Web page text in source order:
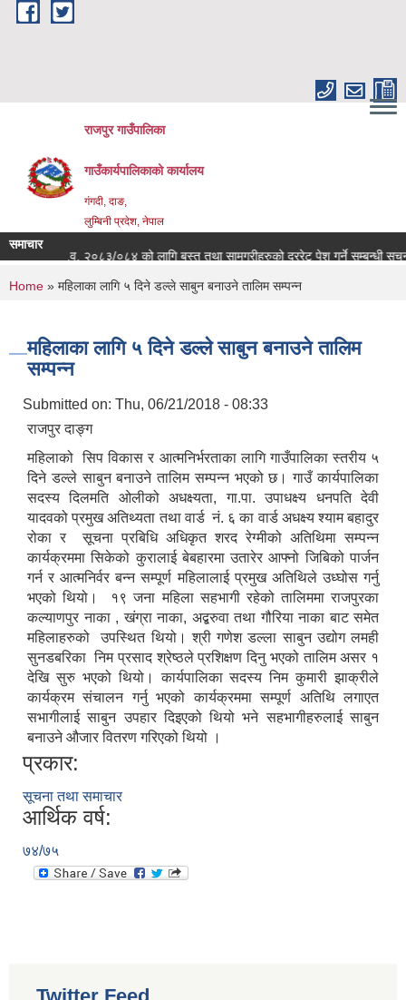
Skip to main content
राजपुर गाउँपालिका
गाउँकार्यपालिकाको कार्यालय
गंगदी, दाङ,
लुम्बिनी प्रदेश, नेपाल
समाचार
आ.व. २०८३/०८४ को लागि बस्तु तथा सामग्रीहरुको दररेट पेश गर्ने सम्बन्धी
You are here
Home » महिलाका लागि ५ दिने डल्ले साबुन बनाउने तालिम सम्पन्न
महिलाका लागि ५ दिने डल्ले साबुन बनाउने तालिम
सम्पन्न
Submitted on: Thu, 06/21/2018 - 08:33
राजपुर दाङ्ग
महिलाको सिप विकास र आत्मनिर्भरताका लागि गाउँपालिका स्तरीय ५
दिने डल्ले साबुन बनाउने तालिम सम्पन्न भएको छ। गाउँ कार्यपालिका
सदस्य दिलमति ओलीको अधक्ष्यता, गा.पा. उपाधक्ष्य धनपति देवी
यादवको प्रमुख अतिथ्यता तथा वार्ड नं. ६ का वार्ड अधक्ष्य श्याम बहादुर
रोका र सूचना प्रबिधि अधिकृत शरद रेग्मीको अतिथिमा सम्पन्न
कार्यक्रममा सिकेको कुरालाई बेबहारमा उतारेर आफ्नो जिबिको पार्जन
गर्न र आत्मनिर्वर बन्न सम्पूर्ण महिलालाई प्रमुख अतिथिले उध्घोस गर्नु
भएको थियो। १९ जना महिला सहभागी रहेको तालिममा राजपुरका
कल्याणपुर नाका , खंग्रा नाका, अद्बरुवा तथा गौरिया नाका बाट समेत
महिलाहरुको उपस्थित थियो। श्री गणेश डल्ला साबुन उद्योग लमही
सुनडबरिका निम प्रसाद श्रेष्ठले प्रशिक्षण दिनु भएको तालिम असर १
देखि सुरु भएको थियो। कार्यपालिका सदस्य निम कुमारी झाक्रीले
कार्यक्रम संचालन गर्नु भएको कार्यक्रममा सम्पूर्ण अतिथि लगाएत
सभागीलाई साबुन उपहार दिइएको थियो भने सहभागीहरुलाई साबुन
बनाउने औजार वितरण गरिएको थियो ।
प्रकार:
सूचना तथा समाचार
आर्थिक वर्ष:
७४/७५